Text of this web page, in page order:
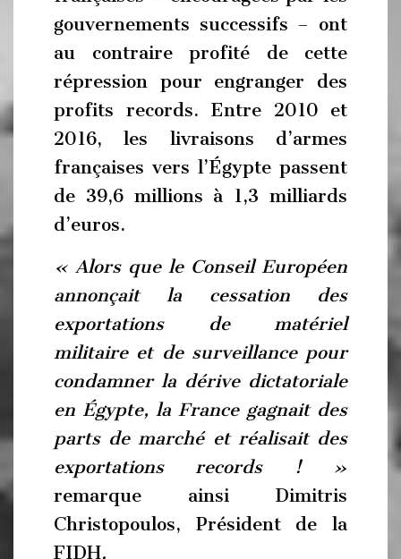
gouvernements successifs – ont
au contraire profité de cette
répression pour engranger des
profits records. Entre 2010 et
2016, les livraisons d’armes
françaises vers l’Égypte passent
de 39,6 millions à 1,3 milliards
d’euros.
« Alors que le Conseil Européen
annonçait la cessation des
exportations de matériel
militaire et de surveillance pour
condamner la dérive dictatoriale
en Égypte, la France gagnait des
parts de marché et réalisait des
exportations records ! »
remarque ainsi Dimitris
Christopoulos, Président de la
FIDH.